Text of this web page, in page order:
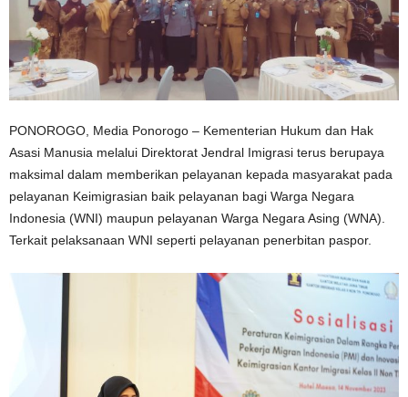
PONOROGO, Media Ponorogo – Kementerian Hukum dan Hak
Asasi Manusia melalui Direktorat Jendral Imigrasi terus berupaya
maksimal dalam memberikan pelayanan kepada masyarakat pada
pelayanan Keimigrasian baik pelayanan bagi Warga Negara
Indonesia (WNI) maupun pelayanan Warga Negara Asing (WNA).
Terkait pelaksanaan WNI seperti pelayanan penerbitan paspor.